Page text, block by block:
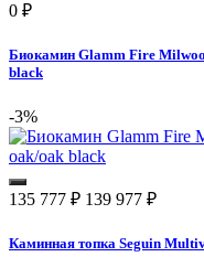
0 ₽
Биокамин Glamm Fire
black
-3%
135 777 ₽ 139 977 ₽
Каминная топка Seguin